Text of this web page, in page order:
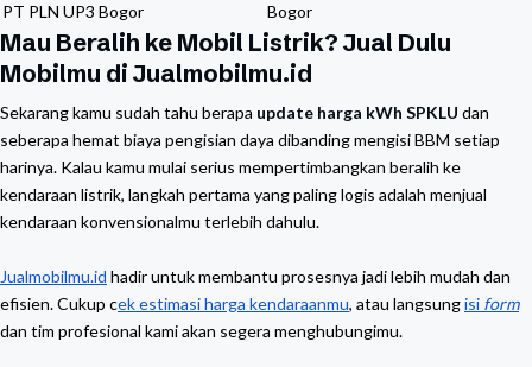
PT PLN UP3 Bogor Bogor
Mau Beralih ke Mobil Listrik? Jual Dulu
Mobilmu di Jualmobilmu.id
Sekarang kamu sudah tahu berapa update harga kWh SPKLU dan
seberapa hemat biaya pengisian daya dibanding mengisi BBM setiap
harinya. Kalau kamu mulai serius mempertimbangkan beralih ke
kendaraan listrik, langkah pertama yang paling logis adalah menjual
kendaraan konvensionalmu terlebih dahulu.
Jualmobilmu.id hadir untuk membantu prosesnya jadi lebih mudah dan
efisien. Cukup cek estimasi harga kendaraanmu, atau langsungisi form
dan tim profesional kami akan segera menghubungimu.